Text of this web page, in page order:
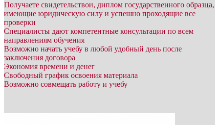
Получаете свидетельствои, диплом государственного образца,
имеющие юридическую силу и успешно проходящие все
проверки
Специалисты дают компетентные консультации по всем
направлениям обучения
Возможно начать учебу в любой удобный день после
заключения договора
Экономия времени и денег
Свободный график освоения материала
Возможно совмещать работу и учебу